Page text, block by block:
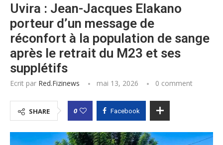
Uvira : Jean-Jacques Elakano
porteur d’un message de
réconfort à la population de sange
après le retrait du M23 et ses
supplétifs
Ecrit par Red.fizinews mai 13, 2026 0 comment
SHARE 0 Facebook